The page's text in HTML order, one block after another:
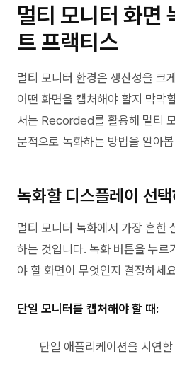
멀티 모니터 화면
트 프랙티스
멀티 모니터 환경은 생산성을 크
어떤 화면을 캡처해야 할지 막막
서는 Recorded를 활용해 멀티
문적으로 녹화하는 방법을 알아
녹화할 디스플레이 선
멀티 모니터 녹화에서 가장 흔한
하는 것입니다. 녹화 버튼을 누르
야 할 화면이 무엇인지 결정하세
단일 모니터를 캡처해야 할 때:
단일 애플리케이션을 시연할